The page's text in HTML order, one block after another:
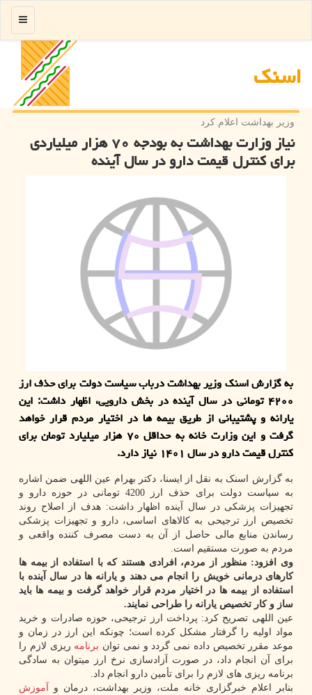
اسنك
منو
وزیر بهداشت اعلام كرد
نیاز وزارت بهداشت به بودجه ۷۰ هزار میلیاردی
برای کنترل قیمت دارو در سال آینده
به گزارش اسنک وزیر بهداشت درباب سیاست دولت برای حذف ارز
۴۲۰۰ تومانی در سال آینده در بخش دارویی، اظهار داشت: این
یارانه و پشتیبانی از طریق بیمه ها در اختیار مردم قرار خواهد
گرفت و این وزارت خانه به حداقل ۷۰ هزار میلیارد تومان برای
کنترل قیمت دارو در سال ۱۴۰۱ نیاز دارد.
به گزارش اسنک به نقل از ایسنا، دکتر بهرام عین اللهی ضمن اشاره
به سیاست دولت برای حذف ارز 4200 تومانی در حوزه دارو و
تجهیزات پزشکی در سال آینده اظهار داشت: هدف از اصلاح روند
تخصیص ارز ترجیحی به کالاهای اساسی، دارو و تجهیزات پزشکی
رساندن منابع مالی حاصل از آن به دست مصرف کننده واقعی و
مردم به صورت مستقیم است.
وی افزود: منظور از مردم، افرادی هستند که با استفاده از بیمه ها
کارهای درمانی خویش را انجام می دهند و یارانه ها در سال آینده با
استفاده از بیمه ها در اختیار مردم قرار خواهد گرفت و بیمه ها باید
ساز و کار تخصیص یارانه را طراحی نمایند.
عین اللهی تصریح کرد: پرداخت ارز ترجیحی، حوزه صادرات و خرید
مواد اولیه را گرفتار مشکل کرده است؛ چونکه این ارز در زمان و
موعد مقرر تخصیص داده نمی گردد و نمی توان برنامه ریزی لازم را
برای آن انجام داد، در صورت آزادسازی نرخ ارز میتوان به سادگی
برنامه ریزی های لازم را برای تأمین دارو انجام داد.
بنابر اعلام خبرگزاری خانه ملت، وزیر بهداشت، درمان و آموزش